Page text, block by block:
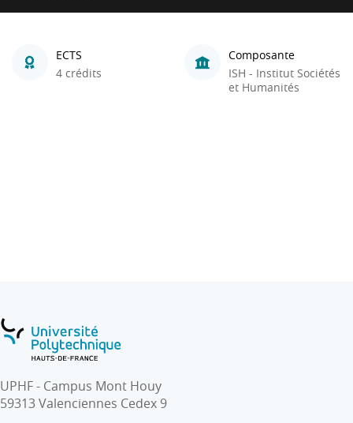
ECTS
4 crédits
Composante
ISH - Institut Sociétés
et Humanités
UPHF - Campus Mont Houy
59313 Valenciennes Cedex 9